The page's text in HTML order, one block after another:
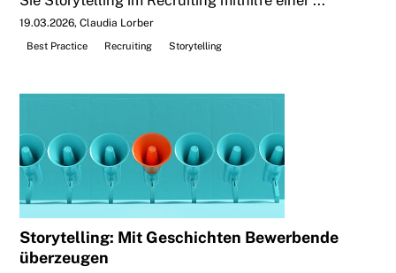
19.03.2026 Claudia Lorber
Best Practice
Recruiting Storytelling
Storytelling: Mit Geschichten Bewerbende
überzeugen